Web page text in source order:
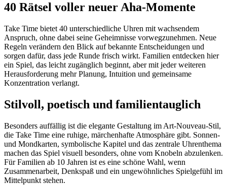
40 Rätsel voller neuer Aha-Momente
Take Time bietet 40 unterschiedliche Uhren mit wachsendem
Anspruch, ohne dabei seine Geheimnisse vorwegzunehmen. Neue
Regeln verändern den Blick auf bekannte Entscheidungen und
sorgen dafür, dass jede Runde frisch wirkt. Familien entdecken hier
ein Spiel, das leicht zugänglich beginnt, aber mit jeder weiteren
Herausforderung mehr Planung, Intuition und gemeinsame
Konzentration verlangt.
Stilvoll, poetisch und familientauglich
Besonders auffällig ist die elegante Gestaltung im Art-Nouveau-Stil,
die Take Time eine ruhige, märchenhafte Atmosphäre gibt. Sonnen-
und Mondkarten, symbolische Kapitel und das zentrale Uhrenthema
machen das Spiel visuell besonders, ohne vom Knobeln abzulenken.
Für Familien ab 10 Jahren ist es eine schöne Wahl, wenn
Zusammenarbeit, Denkspaß und ein ungewöhnliches Spielgefühl im
Mittelpunkt stehen.